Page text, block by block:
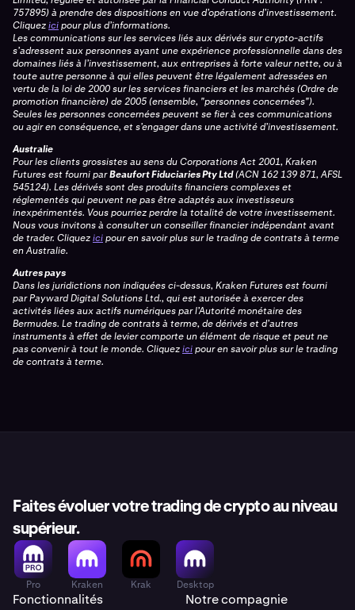
757895) à prendre des dispositions en vue d’opérations d’investissement.
Cliquezicipour plus d’informations.
Les communications sur les services liés aux dérivés sur crypto-actifs
s’adressent aux personnes ayant une expérience professionnelle dans des
domaines liés à l’investissement, aux entreprises à forte valeur nette, ou à
toute autre personne à qui elles peuvent être légalement adressées en
vertu de la loi de 2000 sur les services financiers et les marchés (Ordre de
promotion financière) de 2005 (ensemble, "personnes concernées").
Seules les personnes concernées peuvent se fier à ces communications
ou agir en conséquence, et s’engager dans une activité d’investissement.
Australie
Pour les clients grossistes au sens du Corporations Act 2001, Kraken
Futures est fourni parBeaufort Fiduciaries Pty Ltd(ACN 162 139 871, AFSL
545124). Les dérivés sont des produits financiers complexes et
réglementés qui peuvent ne pas être adaptés aux investisseurs
inexpérimentés. Vous pourriez perdre la totalité de votre investissement.
Nous vous invitons à consulter un conseiller financier indépendant avant
de trader. Cliquezicipour en savoir plus sur le trading de contrats à terme
en Australie.
Autres pays
Dans les juridictions non indiquées ci-dessus, Kraken Futures est fourni
par Payward Digital Solutions Ltd., qui est autorisée à exercer des
activités liées aux actifs numériques par l’Autorité monétaire des
Bermudes. Le trading de contrats à terme, de dérivés et d’autres
instruments à effet de levier comporte un élément de risque et peut ne
pas convenir à tout le monde. Cliquezicipour en savoir plus sur le trading
de contrats à terme.
Faites évoluer votre trading de crypto au niveau
supérieur.
Pro Kraken Krak Desktop
Fonctionnalités Notre compagnie